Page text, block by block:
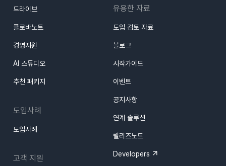
드라이브
클로바노트
경영지원
AI 스튜디오
추천 패키지
도입사례
도입사례
고객 지원
유용한 자료
도입 검토 자료
블로그
시작가이드
이벤트
공지사항
연계 솔루션
릴리즈노트
Developers